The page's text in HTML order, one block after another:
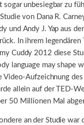
sogar unbesiegbar zu
von Dana R.
und Andy J. Yap aus
In ihrem legendären
Cuddy 2012 diese
language may shape
Video-Aufzeichnung
allein auf der TED-
50 Millionen Mal
an der Studie war